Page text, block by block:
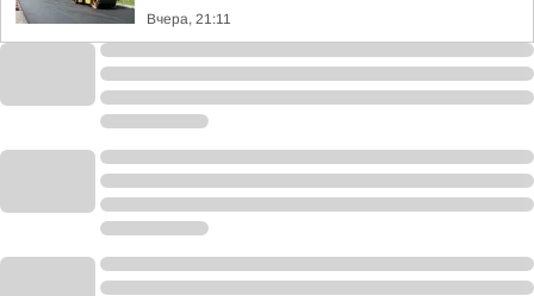
Вчера, 21:11